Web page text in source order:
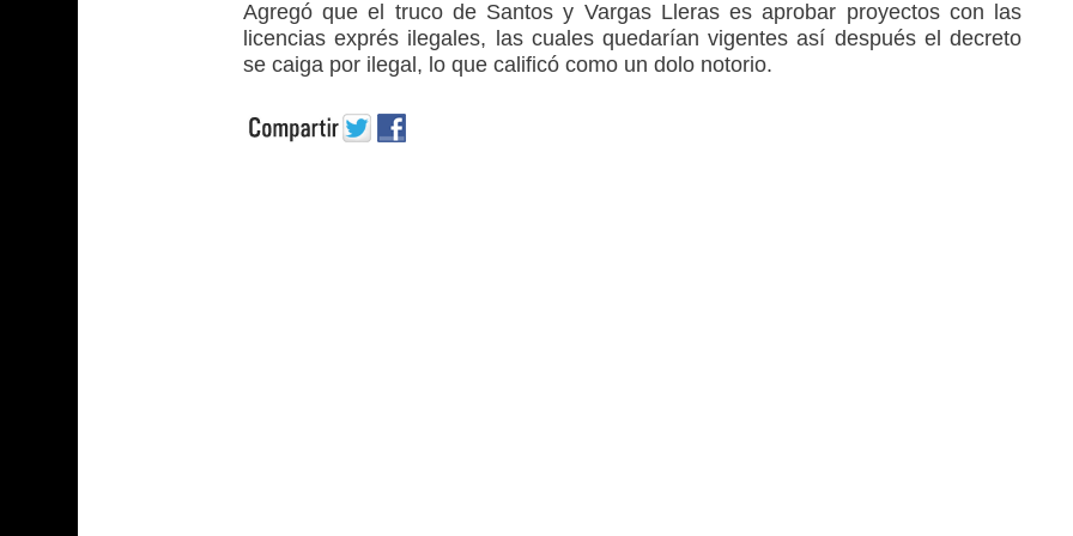
Agregó que el truco de Santos y Vargas Lleras es aprobar proyectos con las
licencias exprés ilegales, las cuales quedarían vigentes así después el decreto
se caiga por ilegal, lo que calificó como un dolo notorio.